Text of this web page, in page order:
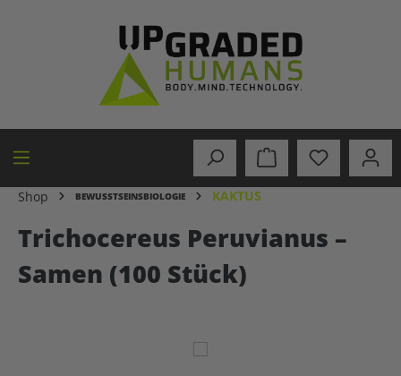
Shop BEWUSSTSEINSBIOLOGIE KAKTUS
Trichocereus Peruvianus –
Samen (100 Stück)